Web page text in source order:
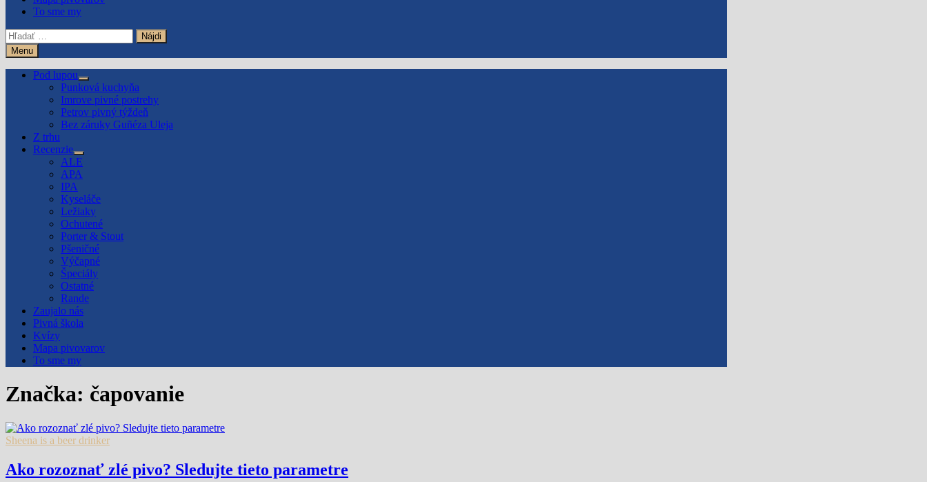
To sme my
Hľadať:
Menu
Pod lupou
Show
sub
menu
Punková kuchyňa
Imrove pivné postrehy
Petrov pivný týždeň
Bez záruky Guñéza Uleja
Z trhu
Recenzie
Show
sub
menu
ALE
APA
IPA
Kyseláče
Ležiaky
Ochutené
Porter & Stout
Pšeničné
Výčapné
Špeciály
Ostatné
Rande
Zaujalo nás
Pivná škola
Kvízy
Mapa pivovarov
To sme my
Značka: čapovanie
Sheena is a beer drinker
Ako rozoznať zlé pivo? Sledujte tieto parametre